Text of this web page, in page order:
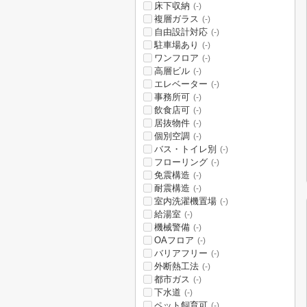
床下収納 (-)
複層ガラス (-)
自由設計対応 (-)
駐車場あり (-)
ワンフロア (-)
高層ビル (-)
エレベーター (-)
事務所可 (-)
飲食店可 (-)
居抜物件 (-)
個別空調 (-)
バス・トイレ別 (-)
フローリング (-)
免震構造 (-)
耐震構造 (-)
室内洗濯機置場 (-)
給湯室 (-)
機械警備 (-)
OAフロア (-)
バリアフリー (-)
外断熱工法 (-)
都市ガス (-)
下水道 (-)